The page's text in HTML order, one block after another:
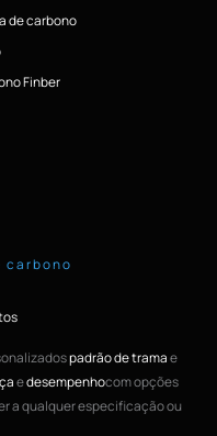
de carbono
Finber
carbono
padrão de tramae
edesempenhocom opções
a qualquer especificação ou